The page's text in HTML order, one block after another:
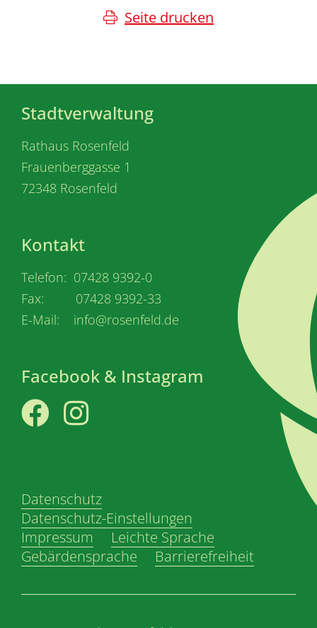
Seite drucken
Stadtverwaltung
Rathaus Rosenfeld
Frauenberggasse 1
72348 Rosenfeld
Kontakt
Telefon: 07428 9392-0
Fax: 07428 9392-33
E-Mail: info@rosenfeld.de
Facebook & Instagram
Datenschutz
Datenschutz-Einstellungen
Impressum
Leichte Sprache
Gebärdensprache
Barrierefreiheit